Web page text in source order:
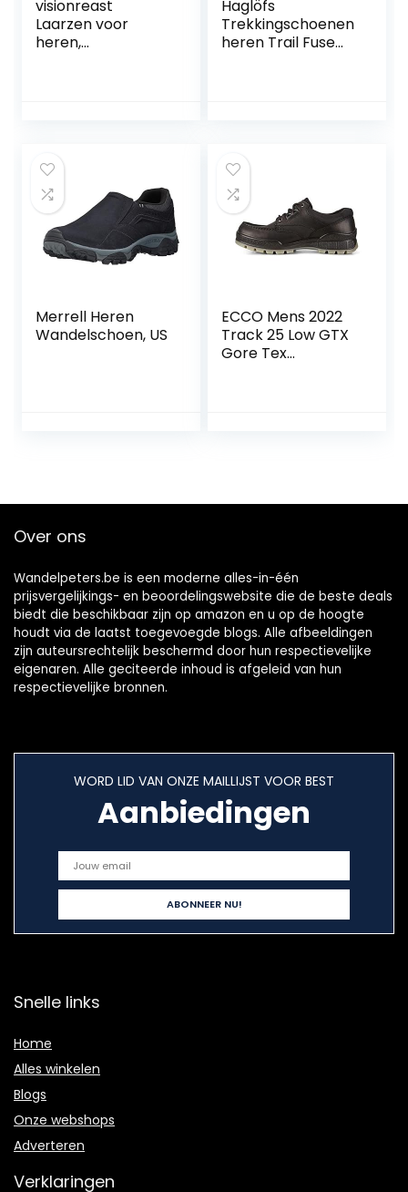
visionreast
Laarzen voor
heren,
laarzen, outdoor,
antislip
springlaarzen
Haglöfs
Trekkingschoenen
heren Trail Fuse
Merrell Heren
Wandelschoen, US
ECCO Mens 2022
Track 25 Low GTX
Gore Tex
Over ons
Wandelpeters.be is een moderne alles-in-één
prijsvergelijkings- en beoordelingswebsite die de beste deals
biedt die beschikbaar zijn op amazon en u op de hoogte
houdt via de laatst toegevoegde blogs. Alle afbeeldingen
zijn auteursrechtelijk beschermd door hun respectievelijke
eigenaren. Alle geciteerde inhoud is afgeleid van hun
respectievelijke bronnen.
WORD LID VAN ONZE MAILLIJST VOOR BEST
Aanbiedingen
Snelle links
Home
Alles winkelen
Blogs
Onze webshops
Adverteren
Verklaringen